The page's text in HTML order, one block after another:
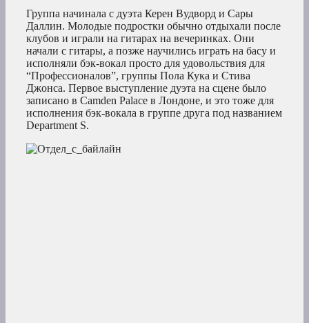
Группа начинала с дуэта Керен Вудворд и Сары
Даллин. Молодые подростки обычно отдыхали после
клубов и играли на гитарах на вечеринках. Они
начали с гитары, а позже научились играть на басу и
исполняли бэк-вокал просто для удовольствия для
“Профессионалов”, группы Пола Кука и Стива
Джонса. Первое выступление дуэта на сцене было
записано в Camden Palace в Лондоне, и это тоже для
исполнения бэк-вокала в группе друга под названием
Department S.